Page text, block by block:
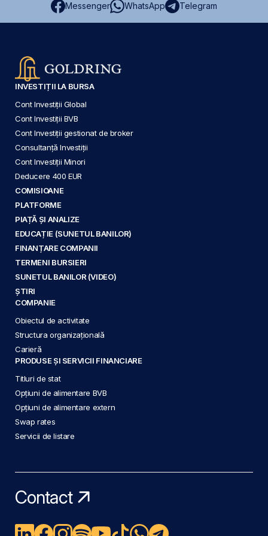
Messenger WhatsApp Telegram
INVESTIȚII LA BURSA
Cont Investiții Global
Cont Investiții BVB
Cont Investiții gestionat de broker
Consultanță Investiții
Cont Investiții Minori
Deducere 400 EUR
COMISIOANE
PLATFORME
PIAȚĂ ȘI ANALIZE
EDUCAȚIE (SUNETUL BANILOR)
FINANȚARE COMPANII
TERMENI BURSIERI
SUNETUL BANILOR (VIDEO)
ȘTIRI
COMPANIE
Obiectul de activitate
Structura organizațională
Carieră
PRODUSE ȘI SERVICII FINANCIARE
Titluri de stat
Opțiuni de alimentare BVB
Opțiuni de alimentare extern
Swap rates
Servicii de listare
Contact